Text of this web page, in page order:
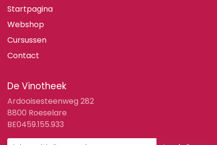
Startpagina
Webshop
Cursussen
Contact
De Vinotheek
Ardooisesteenweg 282
8800 Roeselare
BE0459.155.933